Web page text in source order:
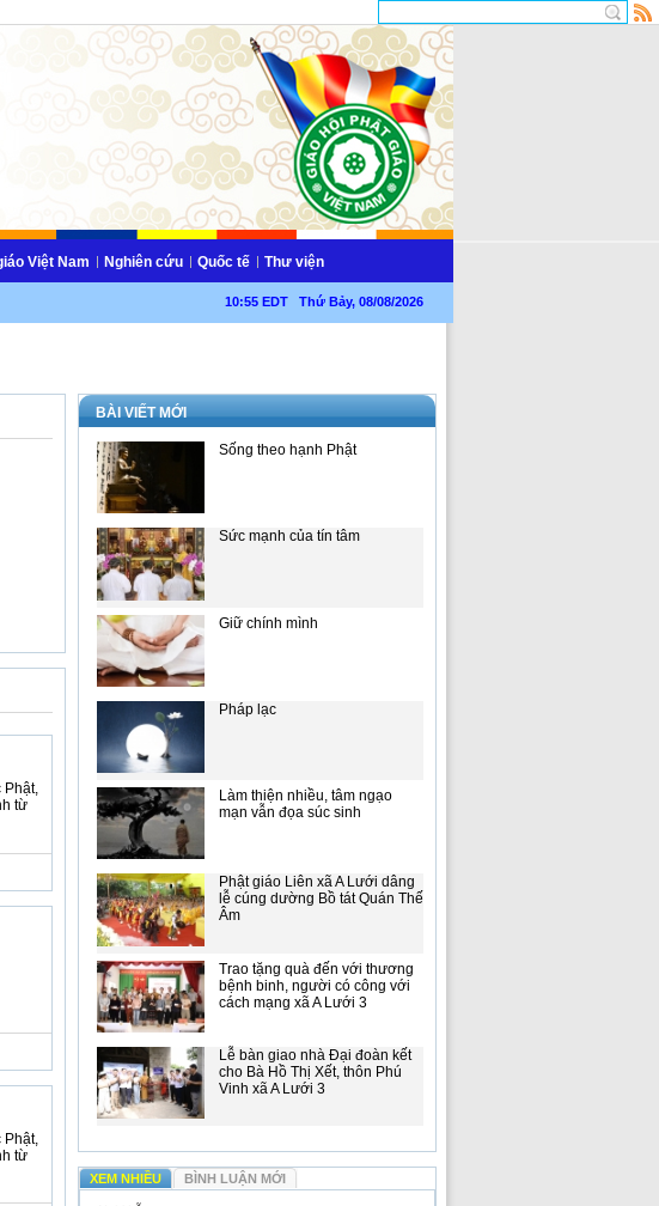
Việt Nam Nghiên cứu Quốc tế Thư viện
10:55 EDT Thứ Bảy, 08/08/2026
từ
từ
BÀI VIẾT MỚI
Sống theo hạnh Phật
Sức mạnh của tín tâm
Giữ chính mình
Pháp lạc
Làm thiện nhiều, tâm ngạo
mạn vẫn đọa súc sinh
Phật giáo Liên xã A Lưới dâng
lễ cúng dường Bồ tát Quán Thế
Âm
Trao tặng quà đến với thương
bệnh binh, người có công với
cách mạng xã A Lưới 3
Lễ bàn giao nhà Đại đoàn kết
cho Bà Hồ Thị Xết, thôn Phú
Vinh xã A Lưới 3
XEM NHIỀU BÌNH LUẬN MỚI